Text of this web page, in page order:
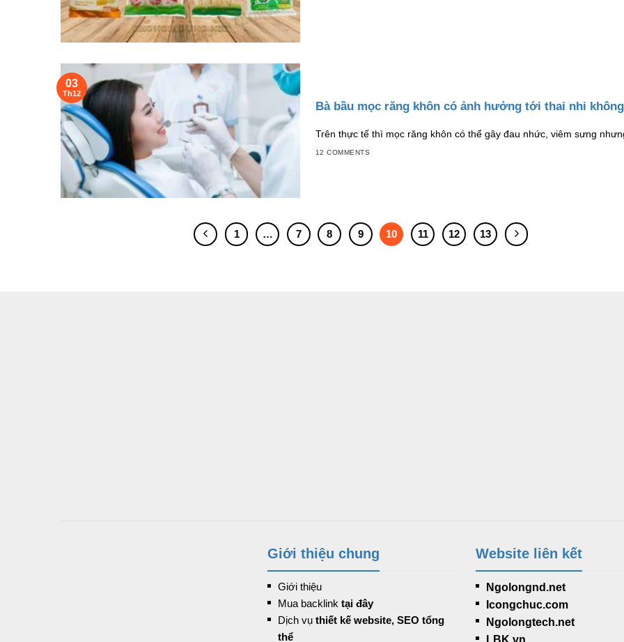
Bà bầu mọc răng khôn có ảnh hưởng tới thai nhi không
Trên thực tế thì mọc răng khôn có thể gây đau nhức, viêm sưng
12 COMMENTS
03
Th12
1 … 7 8 9 10 11 12 13
Giới thiệu chung
Giới thiệu
Mua backlink tại đây
Dịch vụthiết kế website, SEO tổng
thể
Website liên kết
Ngolongnd.net
Icongchuc.com
Ngolongtech.net
LBK.vn